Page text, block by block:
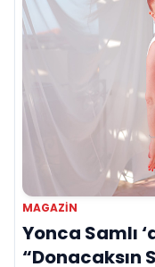
MAGAZIN
Yonca Samlı
“Donacaksın